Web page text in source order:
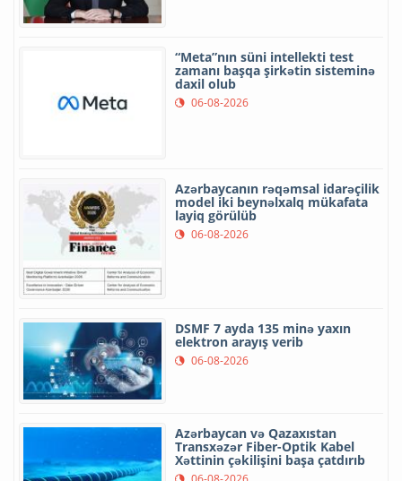
“Meta”nın süni intellekti test
zamanı başqa şirkətin sisteminə
daxil olub
06-08-2026
Azərbaycanın rəqəmsal idarəçilik
model iki beynəlxalq mükafata
layiq görülüb
06-08-2026
DSMF 7 ayda 135 minə yaxın
elektron arayış verib
06-08-2026
Azərbaycan və Qazaxıstan
Transxəzər Fiber-Optik Kabel
Xəttinin çəkilişini başa çatdırıb